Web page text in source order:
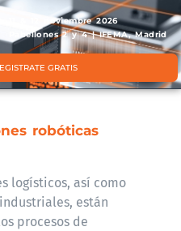
11 & 12 noviembre 2026
Pabellones 2 y 4 | IFEMA, Madrid
GRATIS
robóticas
logísticos, así como
están
procesos de